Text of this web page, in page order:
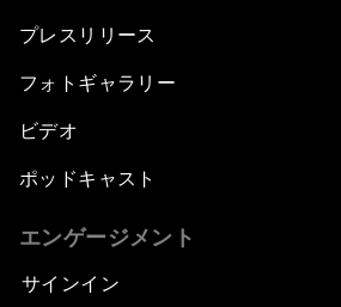
プレスリリース
フォトギャラリー
ビデオ
ポッドキャスト
エンゲージメント
サインイン